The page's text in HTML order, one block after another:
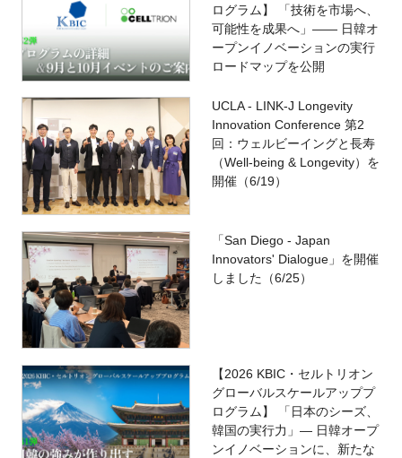
ログラム】 「技術を市場へ、
可能性を成果へ」―― 日韓オ
ープンイノベーションの実行
ロードマップを公開
UCLA - LINK-J Longevity
Innovation Conference 第2
回：ウェルビーイングと長寿
（Well-being & Longevity）を
開催（6/19）
「San Diego - Japan
Innovators' Dialogue」を開催
しました（6/25）
【2026 KBIC・セルトリオン
グローバルスケールアッププ
ログラム】 「日本のシーズ、
韓国の実行力」― 日韓オープ
ンイノベーションに、新たな